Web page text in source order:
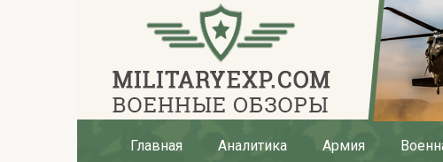
Главная Аналитика Армия